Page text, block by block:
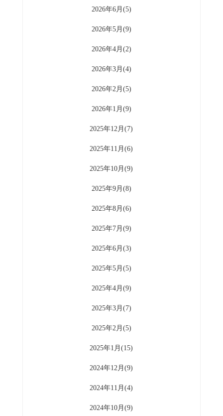
2026年6月(5)
2026年5月(9)
2026年4月(2)
2026年3月(4)
2026年2月(5)
2026年1月(9)
2025年12月(7)
2025年11月(6)
2025年10月(9)
2025年9月(8)
2025年8月(6)
2025年7月(9)
2025年6月(3)
2025年5月(5)
2025年4月(9)
2025年3月(7)
2025年2月(5)
2025年1月(15)
2024年12月(9)
2024年11月(4)
2024年10月(9)